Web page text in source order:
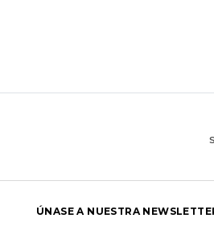
ÚNASE A NUESTRA